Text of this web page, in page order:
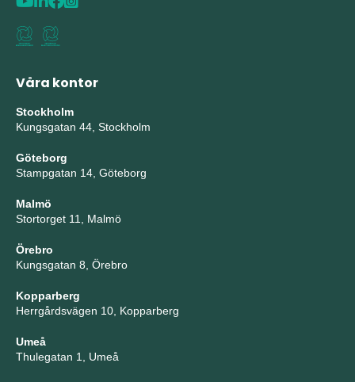
Våra kontor
Stockholm
Kungsgatan 44, Stockholm
Göteborg
Stampgatan 14, Göteborg
Malmö
Stortorget 11, Malmö
Örebro
Kungsgatan 8, Örebro
Kopparberg
Herrgårdsvägen 10, Kopparberg
Umeå
Thulegatan 1, Umeå